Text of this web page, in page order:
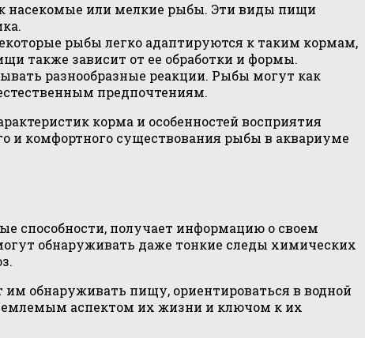
насекомые или мелкие рыбы. Эти виды пищи
рыбы легко адаптируются к таким кормам,
также зависит от ее обработки и формы.
разнообразные реакции. Рыбы могут как
предпочтениям.
корма и особенностей восприятия
и комфортного существования рыбы в аквариуме
способности, получает информацию о своем
обнаруживать даже тонкие следы химических
обнаруживать пищу, ориентироваться в водной
аспектом их жизни и ключом к их